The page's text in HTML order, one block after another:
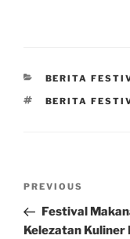
CATEGORIES
BERITA
TAGS
BERITA
Previous
Post
PREVIOUS
Festival
Kelezatan Kuliner